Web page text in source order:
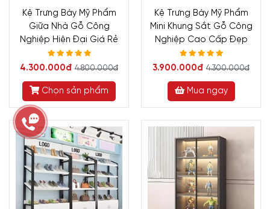
Kệ Trưng Bày Mỹ Phẩm
Giữa Nhà Gỗ Công
Nghiệp Hiện Đại Giá Rẻ
4.300.000đ 4.800.000đ
Chọn sản phẩm
Kệ Trưng Bày Mỹ Phẩm
Mini Khung Sắt Gỗ Công
Nghiệp Cao Cấp Đẹp
3.900.000đ 4.300.000đ
Mua ngay